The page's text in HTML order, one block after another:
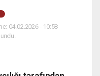
04.02.2026 - 10:58